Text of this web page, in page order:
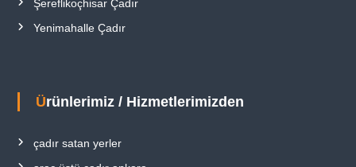
Şereflikoçhisar Çadır
Yenimahalle Çadır
Ürünlerimiz / Hizmetlerimizden
çadır satan yerler